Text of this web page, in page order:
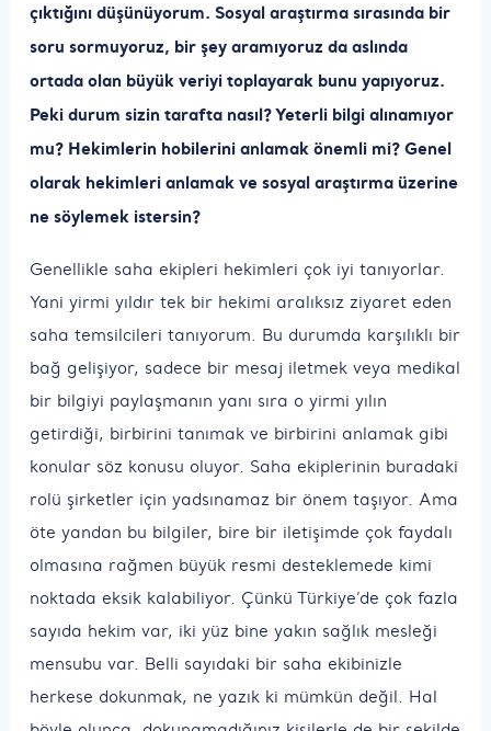
çıktığını düşünüyorum. Sosyal araştırma sırasında bir
soru sormuyoruz, bir şey aramıyoruz da aslında
ortada olan büyük veriyi toplayarak bunu yapıyoruz.
Peki durum sizin tarafta nasıl? Yeterli bilgi alınamıyor
mu? Hekimlerin hobilerini anlamak önemli mi? Genel
olarak hekimleri anlamak ve sosyal araştırma üzerine
ne söylemek istersin?
Genellikle saha ekipleri hekimleri çok iyi tanıyorlar.
Yani yirmi yıldır tek bir hekimi aralıksız ziyaret eden
saha temsilcileri tanıyorum. Bu durumda karşılıklı bir
bağ gelişiyor, sadece bir mesaj iletmek veya medikal
bir bilgiyi paylaşmanın yanı sıra o yirmi yılın
getirdiği, birbirini tanımak ve birbirini anlamak gibi
konular söz konusu oluyor. Saha ekiplerinin buradaki
rolü şirketler için yadsınamaz bir önem taşıyor. Ama
öte yandan bu bilgiler, bire bir iletişimde çok faydalı
olmasına rağmen büyük resmi desteklemede kimi
noktada eksik kalabiliyor. Çünkü Türkiye’de çok fazla
sayıda hekim var, iki yüz bine yakın sağlık mesleği
mensubu var. Belli sayıdaki bir saha ekibinizle
herkese dokunmak, ne yazık ki mümkün değil. Hal